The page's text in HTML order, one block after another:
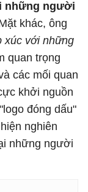
những người
khác, ông
xúc với những
quan trọng
các mối quan
khởi nguồn
đóng dấu"
nghiên
những người